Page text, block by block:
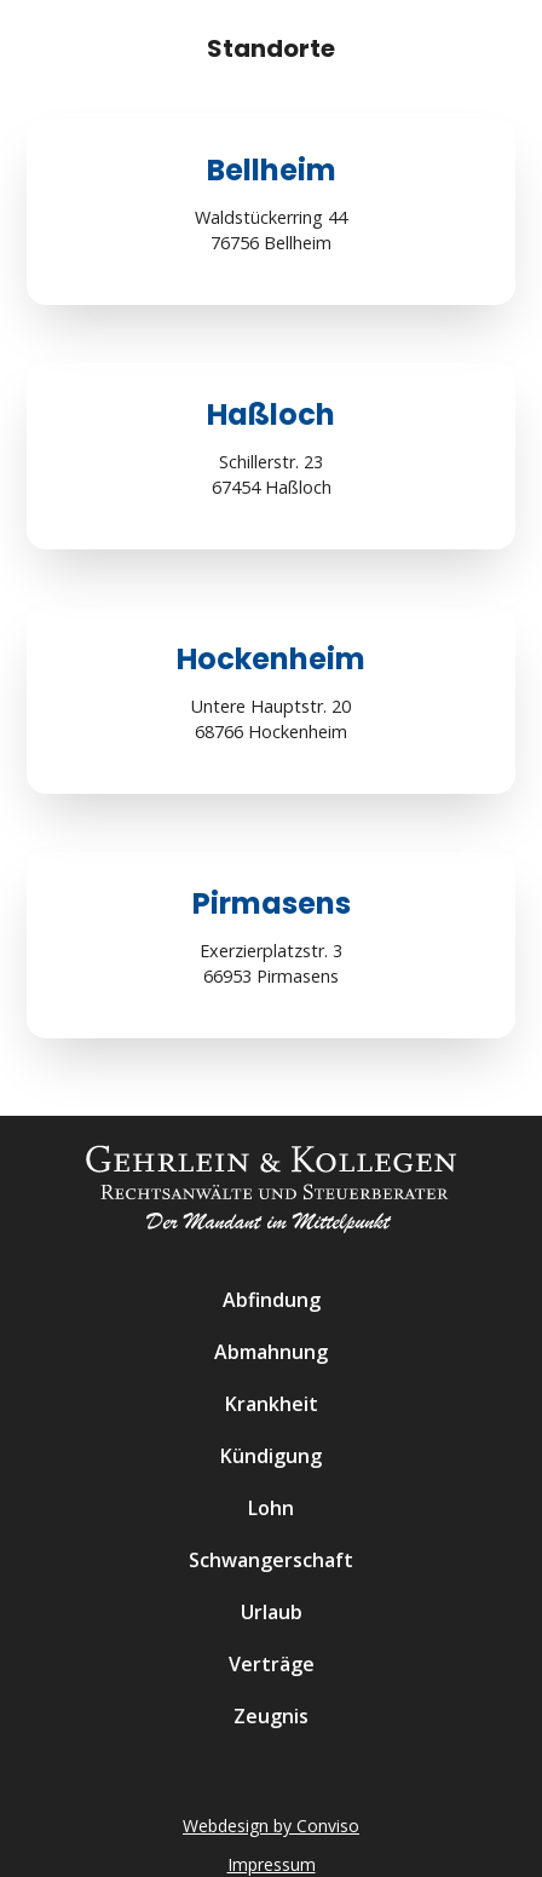
Standorte
Bellheim
Waldstückerring 44
76756 Bellheim
Haßloch
Schillerstr. 23
67454 Haßloch
Hockenheim
Untere Hauptstr. 20
68766 Hockenheim
Pirmasens
Exerzierplatzstr. 3
66953 Pirmasens
Abfindung
Abmahnung
Krankheit
Kündigung
Lohn
Schwangerschaft
Urlaub
Verträge
Zeugnis
Webdesign by Conviso
Impressum